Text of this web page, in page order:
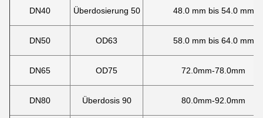
DN40 Überdosierung 50 48.0 mm bis 54.0 mm
DN50 OD63 58.0 mm bis 64.0 mm
DN65 OD75 72.0mm-78.0mm
DN80 Überdosis 90 80.0mm-92.0mm